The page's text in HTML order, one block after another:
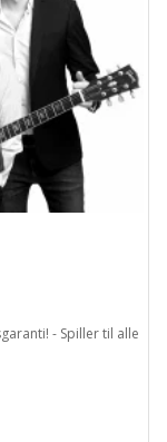
- Spiller til alle